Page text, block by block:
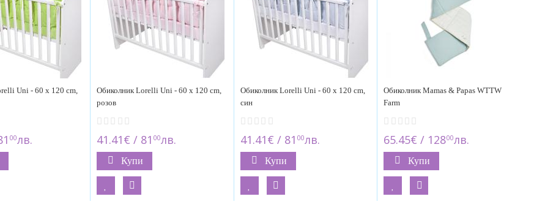
Uni - 60 x 120 cm,
00лв.
Обиколник Lorelli Uni - 60 x 120 cm,
розов
41.41€ / 81 00лв.
Купи
Обиколник Lorelli Uni - 60 x 120 cm,
син
41.41€ / 81 00лв.
Купи
Обиколник Mamas & Papas WTTW
Farm
65.45€ / 12800лв.
Купи